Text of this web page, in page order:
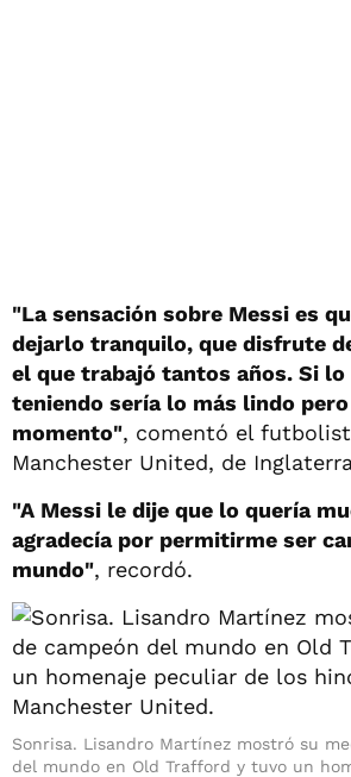
"La sensación sobre Messi es
dejarlo tranquilo, que disfrute
el que trabajó tantos años. Si
teniendo sería lo más lindo
momento", comentó el
Manchester United, de
"A Messi le dije que lo quería
agradecía por permitirme ser
mundo", recordó.
Sonrisa. Lisandro Martínez mostró su
del mundo en Old Trafford y tuvo un